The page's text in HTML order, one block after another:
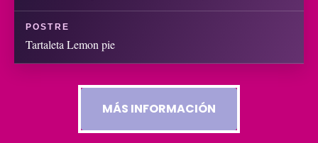
POSTRE
Tartaleta Lemon pie
MÁS INFORMACIÓN